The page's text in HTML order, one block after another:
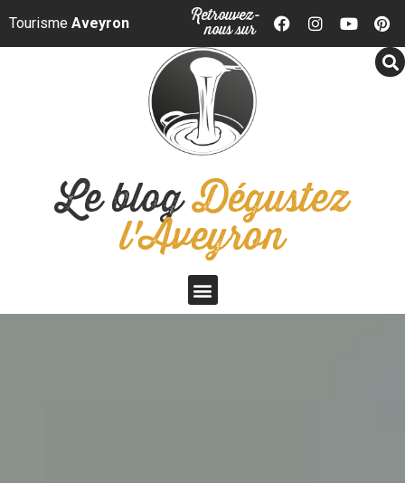
Panneau de gestion des cookies
Tourisme Aveyron Retrouvez-
nous sur
Le blogDégustez
l'Aveyron